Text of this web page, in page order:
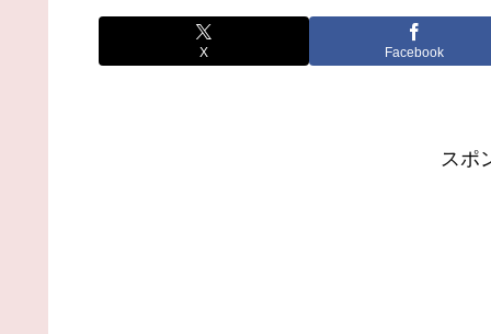
X Facebook
スポ